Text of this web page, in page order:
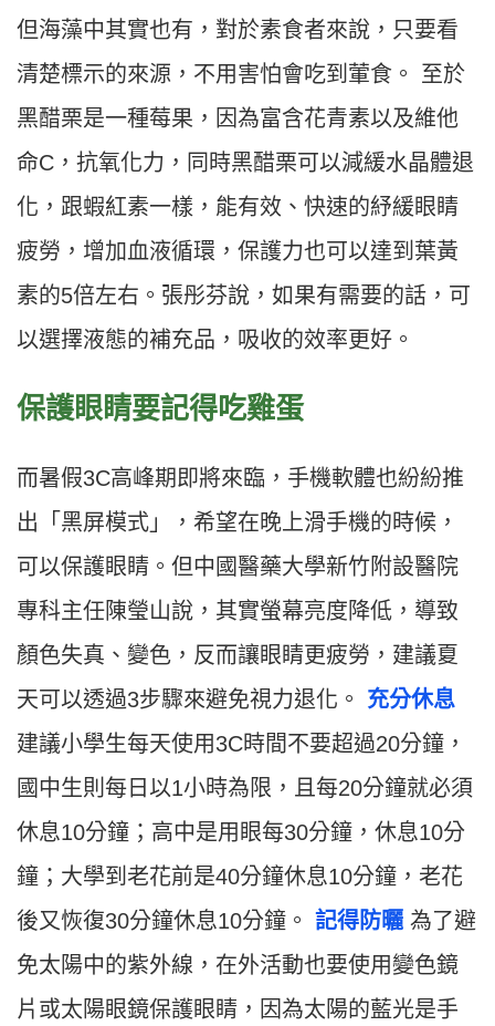
但海藻中其實也有，對於素食者來說，只要看
清楚標示的來源，不用害怕會吃到葷食。 至於
黑醋栗是一種莓果，因為富含花青素以及維他
命C，抗氧化力，同時黑醋栗可以減緩水晶體退
化，跟蝦紅素一樣，能有效、快速的紓緩眼睛
疲勞，增加血液循環，保護力也可以達到葉黃
素的5倍左右。張彤芬說，如果有需要的話，可
以選擇液態的補充品，吸收的效率更好。
保護眼睛要記得吃雞蛋
而暑假3C高峰期即將來臨，手機軟體也紛紛推
出「黑屏模式」，希望在晚上滑手機的時候，
可以保護眼睛。但中國醫藥大學新竹附設醫院
專科主任陳瑩山說，其實螢幕亮度降低，導致
顏色失真、變色，反而讓眼睛更疲勞，建議夏
天可以透過3步驟來避免視力退化。 充分休息
建議小學生每天使用3C時間不要超過20分鐘，
國中生則每日以1小時為限，且每20分鐘就必須
休息10分鐘；高中是用眼每30分鐘，休息10分
鐘；大學到老花前是40分鐘休息10分鐘，老花
後又恢復30分鐘休息10分鐘。 記得防曬 為了避
免太陽中的紫外線，在外活動也要使用變色鏡
片或太陽眼鏡保護眼睛，因為太陽的藍光是手